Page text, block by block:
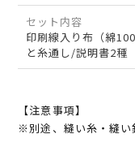
セット内容
印刷線入り布（綿
と糸通し/説明書2種
【注意事項】
※別途、縫い糸・縫い